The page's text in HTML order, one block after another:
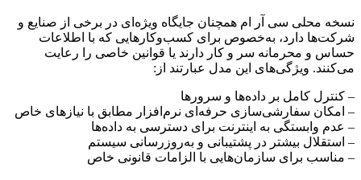
نسخه محلی سی آر ام همچنان جایگاه ویژه‌ای در برخی از صنایع و
شرکت‌ها دارد، به‌خصوص برای کسب‌وکارهایی که با اطلاعات
حساس و محرمانه سر و کار دارند یا قوانین خاصی را رعایت
می‌کنند. ویژگی‌های این مدل عبارتند از:
– کنترل کامل بر داده‌ها و سرورها
– امکان سفارشی‌سازی حرفه‌ای نرم‌افزار مطابق با نیازهای خاص
– عدم وابستگی به اینترنت برای دسترسی به داده‌ها
– استقلال بیشتر در پشتیبانی و به‌روزرسانی سیستم
– مناسب برای سازمان‌هایی با الزامات قانونی خاص